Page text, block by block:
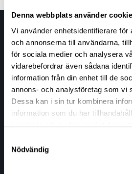
Denna webbplats använder
Vi använder enhetsidentifierare för
och annonserna till användarna,
för sociala medier och analysera
vidarebefordrar även sådana
information från din enhet till de
annons- och analysföretag som vi
Dessa kan i sin tur kombinera
information som du har
samlat in när du har använt deras
Nödvändig
AKTUELLT
RESURSER